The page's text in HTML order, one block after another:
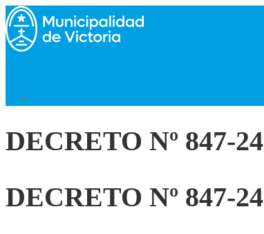
Saltar
al
contenido
DECRETO Nº 847-24
DECRETO Nº 847-24